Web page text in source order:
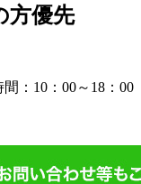
方優先
：10：00～18：00